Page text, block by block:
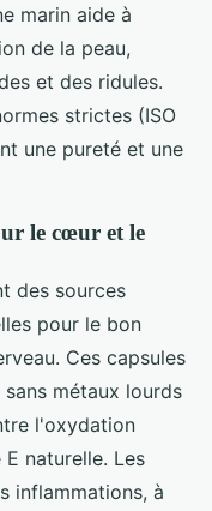
marin aide à
de la peau,
et des ridules.
strictes (ISO
une pureté et une
le cœur et le
des sources
pour le bon
Ces capsules
métaux lourds
l'oxydation
naturelle. Les
inflammations, à